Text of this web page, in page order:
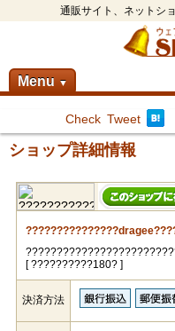
通販サイト、ネットシ
Menu ▼
Check Tweet
ショップ詳細情報
[ ??????????180? ]
決済方法